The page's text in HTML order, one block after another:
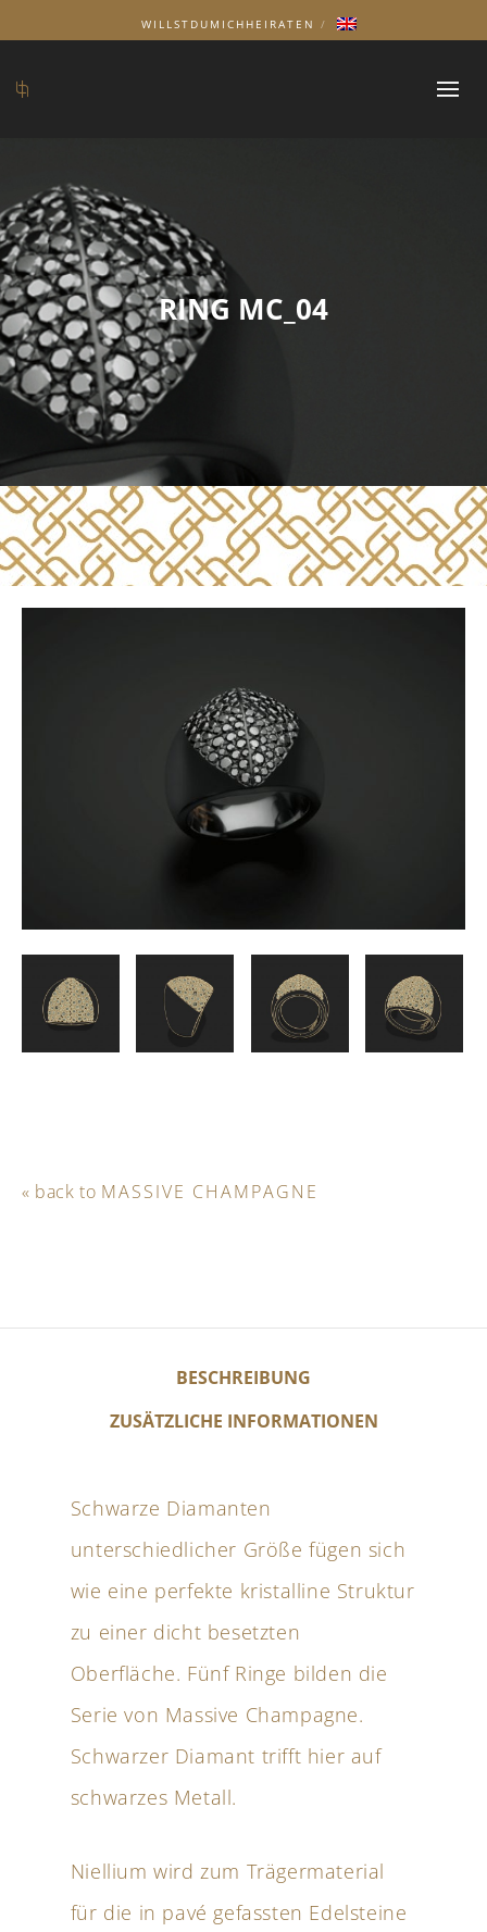
WILLSTDUMICHHEIRATEN
RING MC_04
« back to MASSIVE CHAMPAGNE
BESCHREIBUNG
ZUSÄTZLICHE INFORMATIONEN
Schwarze Diamanten
unterschiedlicher Größe fügen sich
wie eine perfekte kristalline Struktur
zu einer dicht besetzten
Oberfläche. Fünf Ringe bilden die
Serie von Massive Champagne.
Schwarzer Diamant trifft hier auf
schwarzes Metall.
Niellium wird zum Trägermaterial
für die in pavé gefassten Edelsteine